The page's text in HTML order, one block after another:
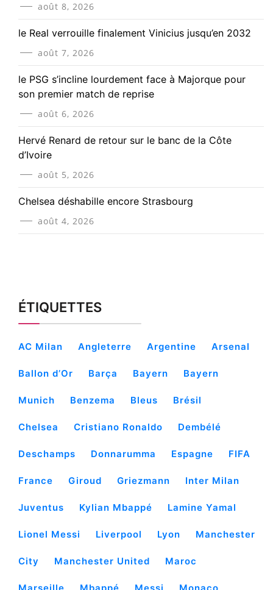
août 8, 2026
le Real verrouille finalement Vinicius jusqu’en 2032
août 7, 2026
le PSG s’incline lourdement face à Majorque pour
son premier match de reprise
août 6, 2026
Hervé Renard de retour sur le banc de la Côte
d’Ivoire
août 5, 2026
Chelsea déshabille encore Strasbourg
août 4, 2026
ÉTIQUETTES
AC Milan Angleterre Argentine Arsenal
Ballon d’Or Barça Bayern Bayern
Munich Benzema Bleus Brésil
Chelsea Cristiano Ronaldo Dembélé
Deschamps Donnarumma Espagne FIFA
France Giroud Griezmann Inter Milan
Juventus Kylian Mbappé Lamine Yamal
Lionel Messi Liverpool Lyon Manchester
City Manchester United Maroc